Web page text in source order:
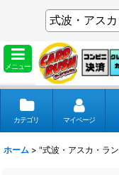
メニュー
カテゴリ マイページ
ホーム > "式波・アスカ・ラ